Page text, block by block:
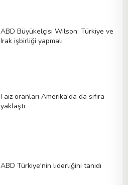
ABD Büyükelçisi Wilson: Türkiye ve
Irak işbirliği yapmalı
Faiz oranları Amerika'da da sıfıra
yaklaştı
ABD Türkiye'nin liderliğini tanıdı